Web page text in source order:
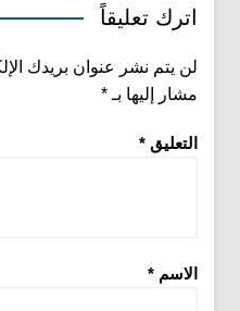
اترك تعليقاً
لن يتم نشر عنوان بريدك
مشار إليها بـ *
التعليق *
الاسم *